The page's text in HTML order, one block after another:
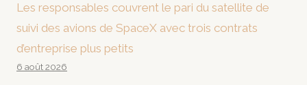
Les responsables couvrent le pari du satellite de
suivi des avions de SpaceX avec trois contrats
d’entreprise plus petits
6 août 2026